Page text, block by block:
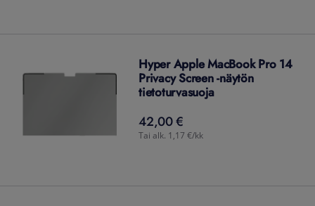
Hyper Apple MacBook Pro 14
Privacy Screen -näytön
tietoturvasuoja
42,00 €
42,00€
Tai alk. 1,17 €/kk